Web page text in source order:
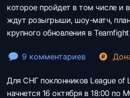
которое пройдет в том числе и
ждут розыгрыши, шоу-матч,
крупного обновления в
9 комментариев
Для СНГ поклонников League of
начнется 16 октября в 18:00 по